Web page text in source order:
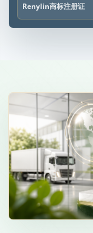
Renylin商标注册证